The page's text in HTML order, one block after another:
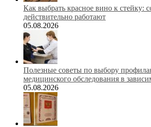
Как выбрать красное вино к стейку:
действительно работают
05.08.2026
Полезные советы по выбору
медицинского обследования в
05.08.2026